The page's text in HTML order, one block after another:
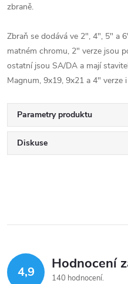
zbraně.
Zbraň se dodává ve 2", 4", 5" a
matném chromu, 2" verze jsou
ostatní jsou SA/DA a mají
Magnum, 9x19, 9x21 a 4" verze
Parametry produktu
Diskuse
4,9 Hodnocení
140 hodnocení